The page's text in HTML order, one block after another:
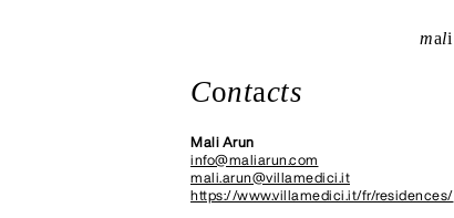
mali
Contacts
Mali Arun
info@maliarun.com
mali.arun@villamedici.it
https://www.villamedici.it/fr/residences/